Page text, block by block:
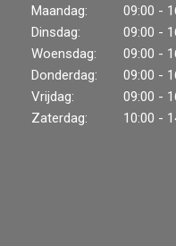
Maandag:
09:00 -
Dinsdag:
09:00 -
Woensdag:
09:00 -
Donderdag:
09:00 -
Vrijdag:
09:00 -
Zaterdag:
10:00 -